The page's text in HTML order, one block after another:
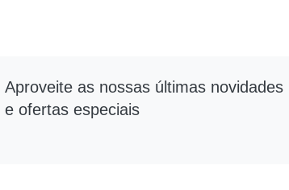
Aproveite as nossas últimas novidades
e ofertas especiais